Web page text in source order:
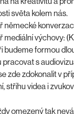
světa kolem nás.
německé
mediální výchovy:
budeme formou
pracovat s
zde zdokonalit v
střihu videa i
omezený tak